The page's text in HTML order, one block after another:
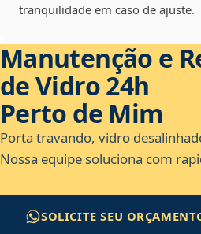
tranquilidade em caso de ajuste.
Manutenção e
de Vidro 24h
Perto de Mim
Porta travando, vidro
Nossa equipe soluciona com
SOLICITE SEU